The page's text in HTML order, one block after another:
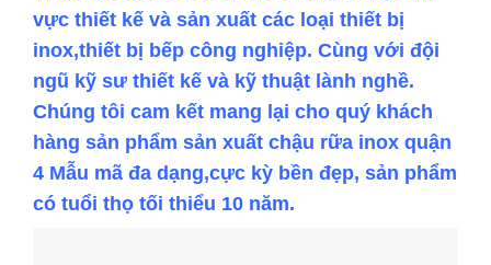
vực thiết kế và sản xuất các loại thiết bị
inox,thiết bị bếp công nghiệp. Cùng với đội
ngũ kỹ sư thiết kế và kỹ thuật lành nghề.
Chúng tôi cam kết mang lại cho quý khách
hàng sản phẩm sản xuất chậu rữa inox quận
4 Mẫu mã đa dạng,cực kỳ bền đẹp, sản phẩm
có tuổi thọ tối thiểu 10 năm.